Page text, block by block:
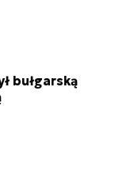
bułgarską